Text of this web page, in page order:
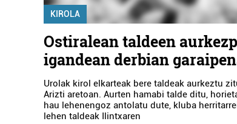
KIROLA
Ostiralean taldeen
igandean derbian
Urolak kirol elkarteak bere taldeak aurkeztu
Arizti aretoan. Aurten hamabi talde ditu,
hau lehenengoz antolatu dute, kluba
lehen taldeak Ilintxaren